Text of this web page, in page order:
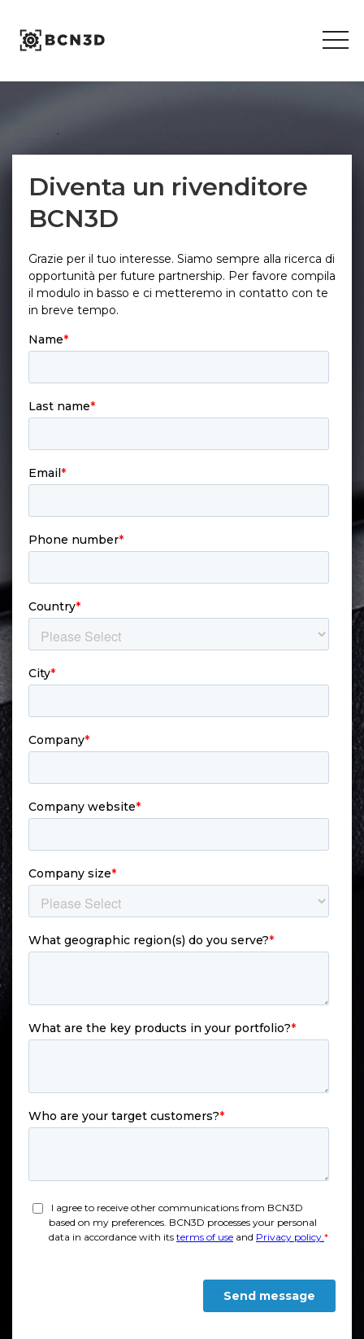
content
Diventa un rivenditore
BCN3D
Grazie per il tuo interesse. Siamo sempre alla ricerca di
opportunità per future partnership. Per favore compila
il modulo in basso e ci metteremo in contatto con te
in breve tempo.